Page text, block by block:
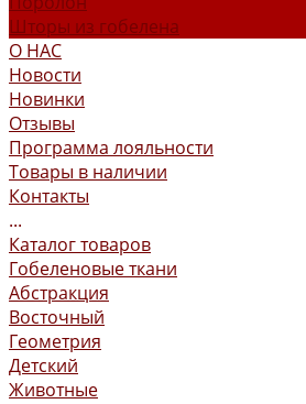
Шторы из гобелена
О НАС
Новости
Новинки
Отзывы
Программа лояльности
Товары в наличии
Контакты
...
Каталог товаров
Гобеленовые ткани
Абстракция
Восточный
Геометрия
Детский
Животные